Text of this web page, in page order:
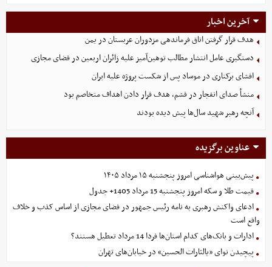
آخرین اخبار
هدف قرار گرفتن اتاق‌ فرماندهی مزدوران عربستان در یمن
دستگیری عامل انتشار مطالب توهین‌آمیز علیه زائران اربعین در فضای مجازی
افشای برکناری در موساد پس از شکست پروژه علیه ایران
منشأ صدای انفجار در قشم، هدف قرار دادن اهداف متخاصم بود
آنچه رهبر شهید سال‌ها پیش دیده بودند
عناوین برگزیده
پیش‌بینی هواشناسی امروز پنجشنبه ۱۵ مرداد ۱۴۰۵
قیمت طلا و سکه امروز پنجشنبه 15 مرداد 1405+ جدول
ادعای واکنش رهبری به نامه رئیس جمهور در فضای مجازی از اساس کذب و خلاف
واقع است
ادارات و بانک‌های کدام استان‌ها فردا 14 مرداد تعطیل هستند؟
پیچیدن نوای «یالثارات الحسین» در خیابان‌های تهران